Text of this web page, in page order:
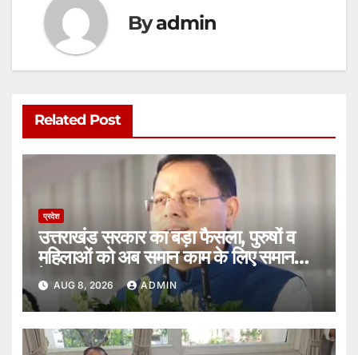
Byadmin
Related Post
प्रदेश
उत्तराखंड सरकार का बड़ा फैसला, पुरुषों व
महिलाओं को अब समान काम के लिए समान
वेतन।
AUG 8, 2026 ADMIN